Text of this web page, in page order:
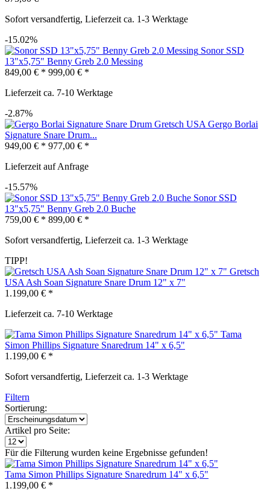
Sofort versandfertig, Lieferzeit ca. 1-3 Werktage
-15.02%
Sonor SSD
13"x5,75" Benny Greb 2.0 Messing
849,00 € * 999,00 € *
Lieferzeit ca. 7-10 Werktage
-2.87%
Gretsch USA Gergo Borlai
Signature Snare Drum...
949,00 € * 977,00 € *
Lieferzeit auf Anfrage
-15.57%
Sonor SSD
13"x5,75" Benny Greb 2.0 Buche
759,00 € * 899,00 € *
Sofort versandfertig, Lieferzeit ca. 1-3 Werktage
TIPP!
Gretsch
USA Ash Soan Signature Snare Drum 12" x 7"
1.199,00 € *
Lieferzeit ca. 7-10 Werktage
Tama
Simon Phillips Signature Snaredrum 14" x 6,5"
1.199,00 € *
Sofort versandfertig, Lieferzeit ca. 1-3 Werktage
Filtern
Sortierung:
Artikel pro Seite:
Für die Filterung wurden keine Ergebnisse gefunden!
Tama Simon Phillips Signature Snaredrum 14" x 6,5"
1.199,00 € *